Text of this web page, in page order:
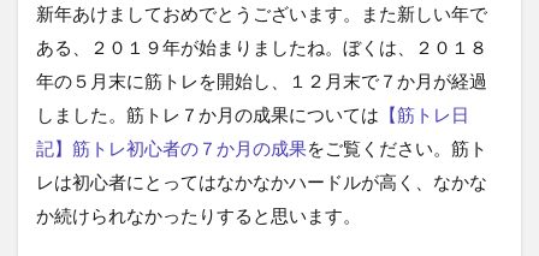
筋
レ
を
よ
う
2
トレ
新年あけましておめでとうございます。また新しい年で
ある、２０１９年が始まりましたね。ぼくは、２０１８
年の５月末に筋トレを開始し、１２月末で７か月が経過
しました。筋トレ７か月の成果については 【筋トレ日
記】筋トレ初心者の７か月の成果をご覧ください。筋ト
レは初心者にとってはなかなかハードルが高く、なかな
か続けられなかったりすると思います。